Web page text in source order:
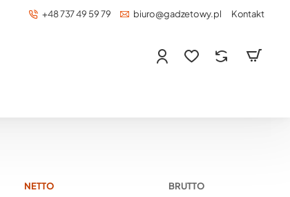
+48 737 49 59 79 biuro@gadzetowy.pl Kontakt
NETTO BRUTTO